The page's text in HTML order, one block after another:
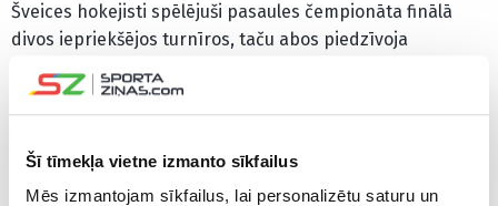
Šī tīmekļa vietne izmanto sīkfailus
Mēs izmantojam sīkfailus, lai personalizētu saturu un
Šveices hokejisti spēlējuši pasaules čempionāta finālā
divos iepriekšējos turnīros, taču abos piedzīvoja
pagarinājumā piekāpās amerikāņiem, bet 2024. gadā ar
čempiontitulu pēc trīs gadu pārtraukuma. Somijas
hokejisti pēdējo reizi par čempioniem kļuva 2022. gadā,